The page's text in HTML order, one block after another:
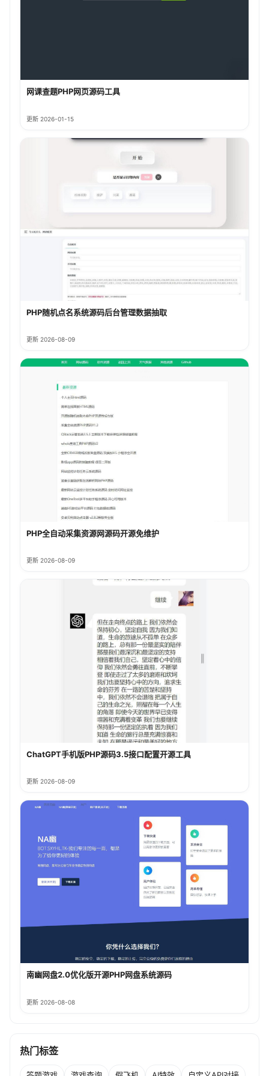
网课查题PHP网页源码工具
更新 2026-01-15
PHP随机点名系统源码后台管理数据抽取
更新 2026-08-09
PHP全自动采集资源网源码开源免维护
更新 2026-08-09
ChatGPT手机版PHP源码3.5接口配置开源工具
更新 2026-08-09
南幽网盘2.0优化版开源PHP网盘系统源码
更新 2026-08-08
热门标签